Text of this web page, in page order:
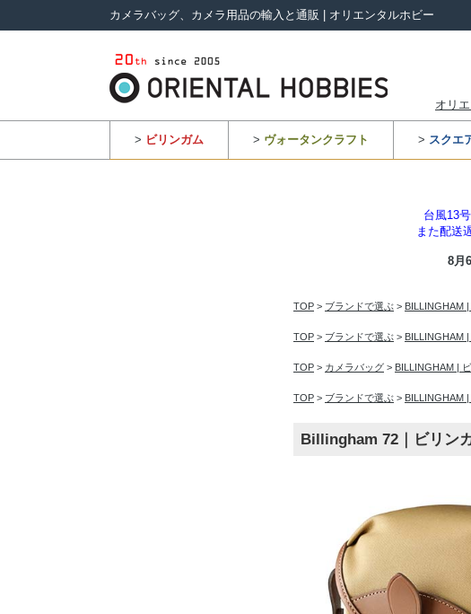
カメラバッグ、カメラ用品の輸入と通販 | オリエンタルホビー
オリ
> ビリンガム > ヴォータンクラフト > スクエ
台風13
また配送
8月
TOP > ブランドで選ぶ > BILLINGHAM
TOP > ブランドで選ぶ > BILLINGHAM
TOP > カメラバッグ > BILLINGHAM |
TOP > ブランドで選ぶ > BILLINGHAM
Billingham 72｜ビリン